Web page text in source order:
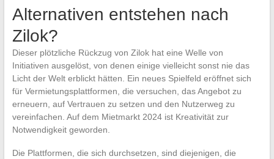
Alternativen entstehen nach
Zilok?
Dieser plötzliche Rückzug von Zilok hat eine Welle von
Initiativen ausgelöst, von denen einige vielleicht sonst nie das
Licht der Welt erblickt hätten. Ein neues Spielfeld eröffnet sich
für Vermietungsplattformen, die versuchen, das Angebot zu
erneuern, auf Vertrauen zu setzen und den Nutzerweg zu
vereinfachen. Auf dem Mietmarkt 2024 ist Kreativität zur
Notwendigkeit geworden.
Die Plattformen, die sich durchsetzen, sind diejenigen, die